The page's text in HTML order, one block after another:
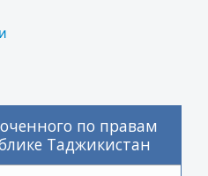
по правам
Таджикистан